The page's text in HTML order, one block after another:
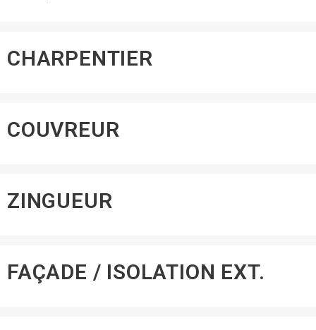
CHARPENTIER
COUVREUR
ZINGUEUR
FAÇADE / ISOLATION EXT.